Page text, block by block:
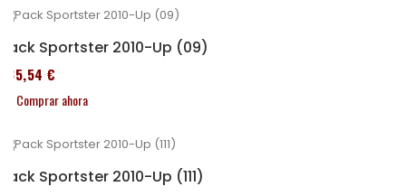
Pack Sportster 2010-Up (09)
235,54 €
Comprar ahora
Pack Sportster 2010-Up (111)